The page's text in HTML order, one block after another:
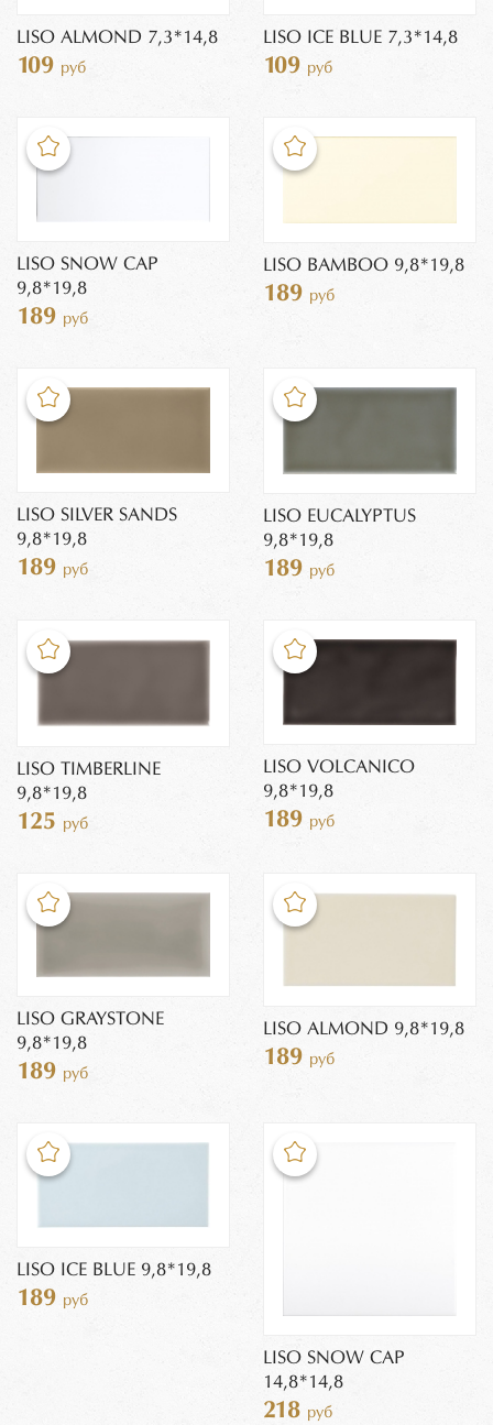
LISO ALMOND 7,3*14,8
109 руб
LISO ICE BLUE 7,3*14,8
109 руб
LISO SNOW CAP
9,8*19,8
189 руб
LISO BAMBOO 9,8*19,8
189 руб
LISO SILVER SANDS
9,8*19,8
189 руб
LISO EUCALYPTUS
9,8*19,8
189 руб
LISO TIMBERLINE
9,8*19,8
125 руб
LISO VOLCANICO
9,8*19,8
189 руб
LISO GRAYSTONE
9,8*19,8
189 руб
LISO ALMOND 9,8*19,8
189 руб
LISO ICE BLUE 9,8*19,8
189 руб
LISO SNOW CAP
14,8*14,8
218 руб